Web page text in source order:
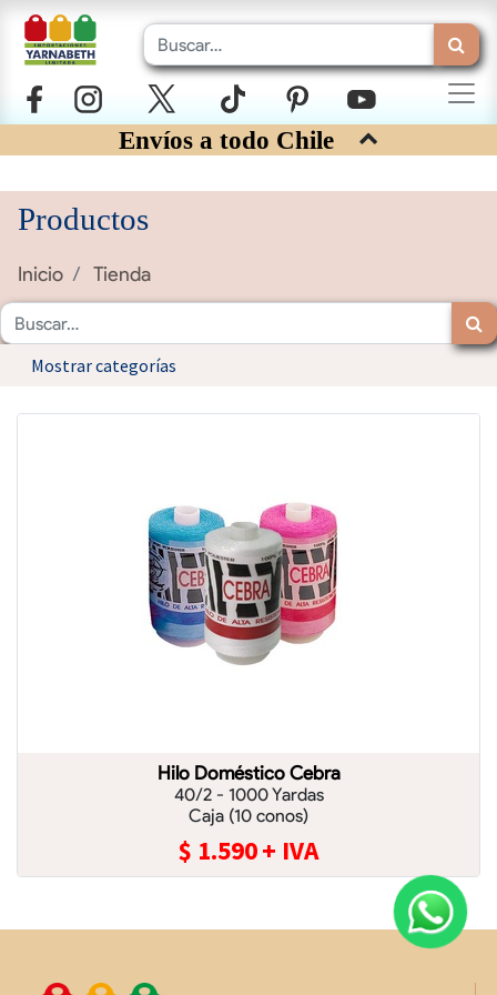
Envíos a todo Chile
Productos
Inicio Tienda
Mostrar categorías
Hilo Doméstico Cebra
40/2 - 1000 Yardas
Caja (10 conos)
$ 1.590+ IVA